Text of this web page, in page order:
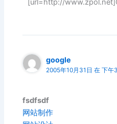
google
2005年10月31日 在 下午
fsdfsdf
网站制作